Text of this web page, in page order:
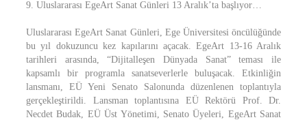
9. Uluslararası EgeArt Sanat Günleri 13 Aralık’ta başlıyor…
Uluslararası EgeArt Sanat Günleri, Ege Üniversitesi öncülüğünde
bu yıl dokuzuncu kez kapılarını açacak. EgeArt 13-16 Aralık
tarihleri arasında, “Dijitalleşen Dünyada Sanat” teması ile
kapsamlı bir programla sanatseverlerle buluşacak. Etkinliğin
lansmanı, EÜ Yeni Senato Salonunda düzenlenen toplantıyla
gerçekleştirildi. Lansman toplantısına EÜ Rektörü Prof. Dr.
Necdet Budak, EÜ Üst Yönetimi, Senato Üyeleri, EgeArt Sanat